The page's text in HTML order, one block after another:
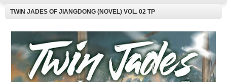
TWIN JADES OF JIANGDONG (NOVEL) VOL. 02 TP